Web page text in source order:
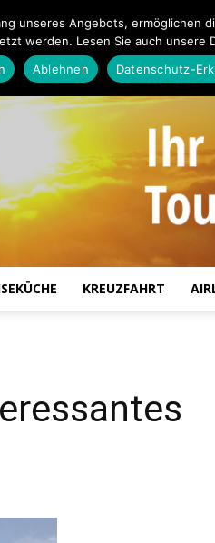
KREUZFAHRT
unseres Angebots, ermöglichen
werden. Lesen Sie auch unsere
Ablehnen Datenschutz-